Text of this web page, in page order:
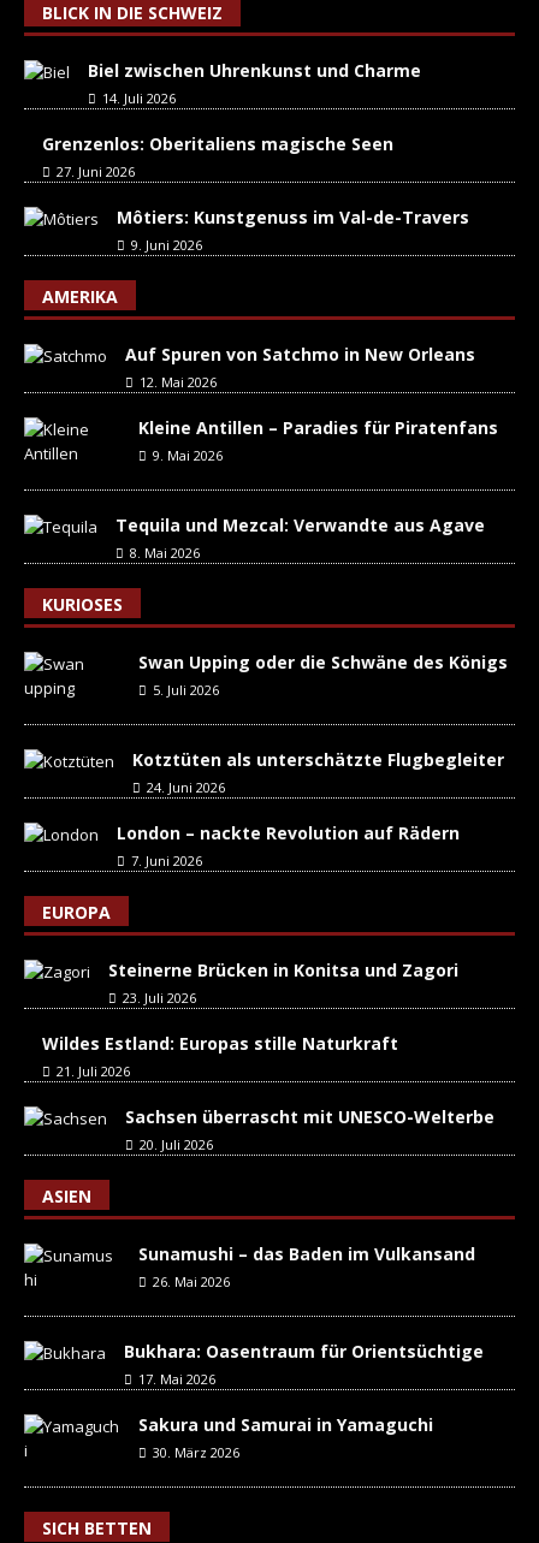
BLICK IN DIE SCHWEIZ
Biel zwischen Uhrenkunst und Charme
14. Juli 2026
Grenzenlos: Oberitaliens magische Seen
27. Juni 2026
Môtiers: Kunstgenuss im Val-de-Travers
9. Juni 2026
AMERIKA
Auf Spuren von Satchmo in New Orleans
12. Mai 2026
Kleine Antillen – Paradies für Piratenfans
9. Mai 2026
Tequila und Mezcal: Verwandte aus Agave
8. Mai 2026
KURIOSES
Swan Upping oder die Schwäne des Königs
5. Juli 2026
Kotztüten als unterschätzte Flugbegleiter
24. Juni 2026
London – nackte Revolution auf Rädern
7. Juni 2026
EUROPA
Steinerne Brücken in Konitsa und Zagori
23. Juli 2026
Wildes Estland: Europas stille Naturkraft
21. Juli 2026
Sachsen überrascht mit UNESCO-Welterbe
20. Juli 2026
ASIEN
Sunamushi – das Baden im Vulkansand
26. Mai 2026
Bukhara: Oasentraum für Orientsüchtige
17. Mai 2026
Sakura und Samurai in Yamaguchi
30. März 2026
SICH BETTEN